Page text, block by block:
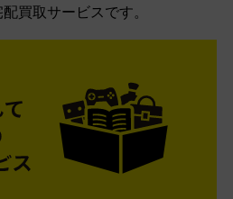
買取サービスです。